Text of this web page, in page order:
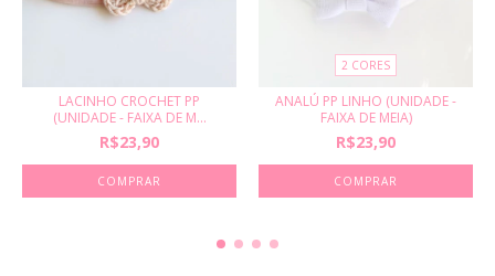
LACINHO CROCHET PP
(UNIDADE - FAIXA DE M...
R$23,90
COMPRAR
2 CORES
ANALÚ PP LINHO (UNIDADE -
FAIXA DE MEIA)
R$23,90
COMPRAR